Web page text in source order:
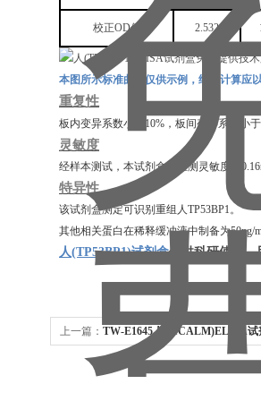
校正OD值 2.532
本图所示标准曲线仅供示例，结果计算应
重复性
板内变异系数小于 10%，板间变异系数小于
灵敏度
经样本测试，本试剂盒的检测灵敏度为
特异性
该试剂盒测定可识别重组 人TP53BP1。
其他相关蛋白在稀释缓冲液中制备为50ng/
人(TP53BP1)试剂盒仅供科研使用，
上一篇： TW-E1645人(PICALM)ELISA试